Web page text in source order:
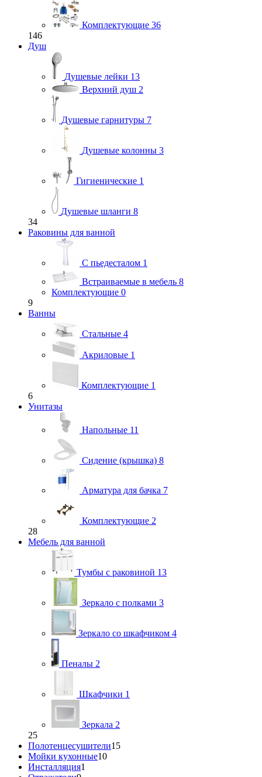
Комплектующие 36
146
Душ
Душевые лейки 13
Верхний душ 2
Душевые гарнитуры 7
Душевые колонны 3
Гигиенические 1
Душевые шланги 8
34
Раковины для ванной
С пьедесталом 1
Встраиваемые в мебель 8
Комплектующие 0
9
Ванны
Стальные 4
Акриловые 1
Комплектующие 1
6
Унитазы
Напольные 11
Сидение (крышка) 8
Арматура для бачка 7
Комплектующие 2
28
Мебель для ванной
Тумбы с раковиной 13
Зеркало с полками 3
Зеркало со шкафчиком 4
Пеналы 2
Шкафчики 1
Зеркала 2
25
Полотенцесушители15
Мойки кухонные10
Инсталляция1